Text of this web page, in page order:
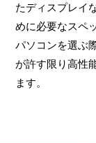
たディスプレイ
めに必要なスペ
パソコンを選ぶ
が許す限り高性
ます。